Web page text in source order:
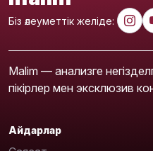
Біз әлеуметтік желіде:
Malim — анализге
пікірлер мен эксклюзив
Айдарлар